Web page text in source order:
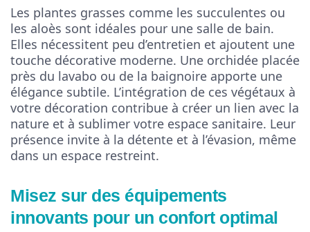
Les plantes grasses comme les succulentes ou
les aloès sont idéales pour une salle de bain.
Elles nécessitent peu d’entretien et ajoutent une
touche décorative moderne. Une orchidée placée
près du lavabo ou de la baignoire apporte une
élégance subtile. L’intégration de ces végétaux à
votre décoration contribue à créer un lien avec la
nature et à sublimer votre espace sanitaire. Leur
présence invite à la détente et à l’évasion, même
dans un espace restreint.
Misez sur des équipements
innovants pour un confort optimal